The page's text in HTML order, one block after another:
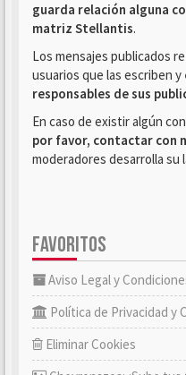
guarda relación alguna
matriz Stellantis.
Los mensajes publicados
usuarios que las escriben y
responsables de sus
En caso de existir algún
por favor, contactar con
moderadores desarrolla su
FAVORITOS
Aviso Legal y
Política de Privacidad y
Eliminar Cookies